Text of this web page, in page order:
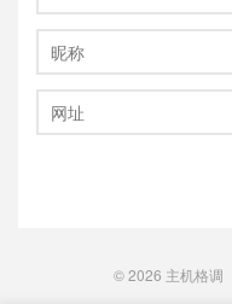
© 2026 主机格调